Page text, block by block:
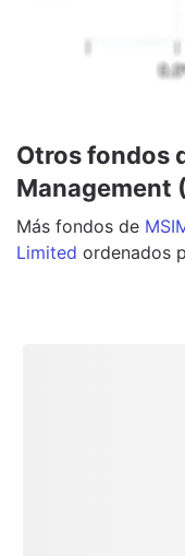
Otros fondos
Management
Más fondos de
Limited ordenados